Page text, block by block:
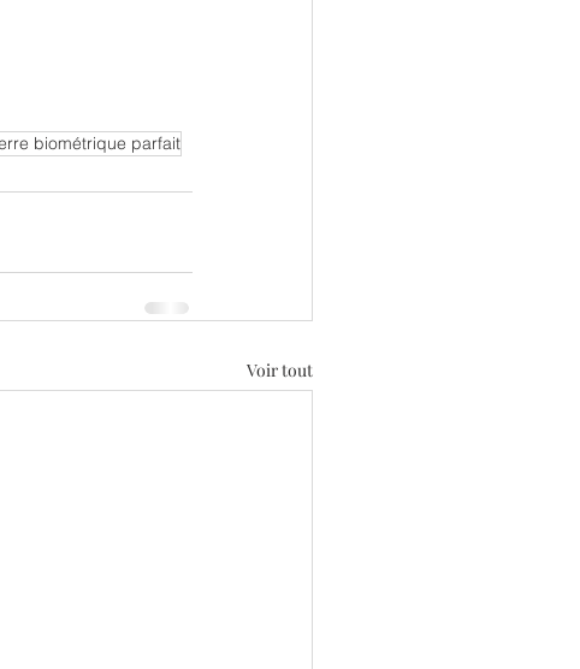
biométrique parfait
Voir tout